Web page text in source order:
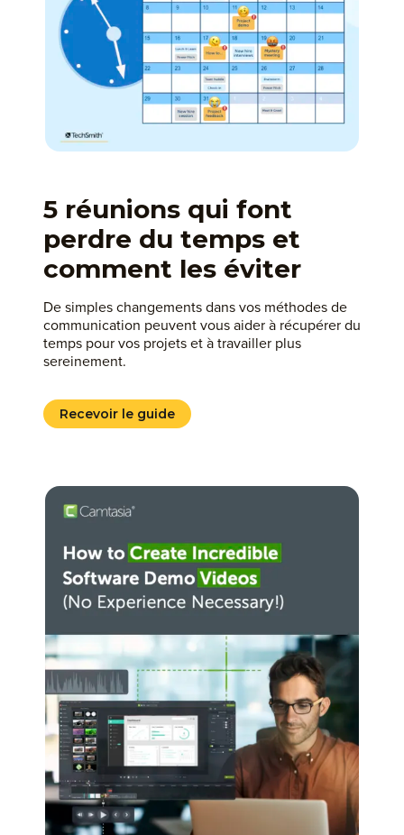
5 réunions qui font
perdre du temps et
comment les éviter
De simples changements dans vos méthodes de
communication peuvent vous aider à récupérer du
temps pour vos projets et à travailler plus
sereinement.
Recevoir le guide